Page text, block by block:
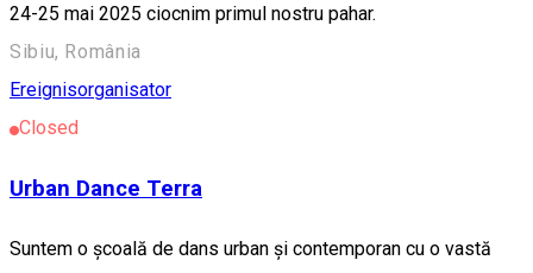
24-25 mai 2025 ciocnim primul nostru pahar.
Sibiu, România
Ereignisorganisator
Closed
Urban Dance Terra
Suntem o școală de dans urban și contemporan cu o vastă